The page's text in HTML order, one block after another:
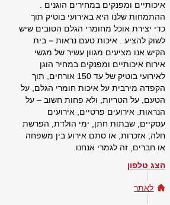
איכותיים ומפנקים במחירים הוגנים .
ההתמחות שלנו היא באירועי בוטיק תוך
כדי יצירת אוכל מחומרי הגלם הטובים שיש
לשוק להציע . איכות טעם נראות = בית
הקיש אנו מציעים מגוון עשיר של מגשי
אירוח איכותיים ומפנקים במחיר הוגן
לאירועי בוטיק של עד 150 אורחים, תוך
הקפדה מירבית על איכות חומרי הגלם, על
הטעם, על הטריות, ולא פחות חשוב – על
הנראות. אירועים פרטיים, אירועים
עסקיים, שבתות חתן, ימי הולדת, הפרשת
חלה, אזכרות, או סתם אירוע בין משפחה
או חברים, זה לגמרי אנחנו.
הצג טלפון
לאתר